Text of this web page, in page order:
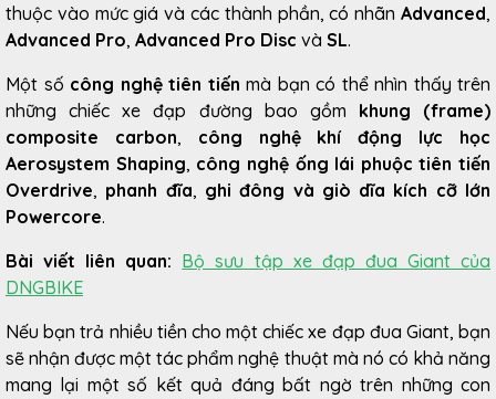
thuộc vào mức giá và các thành phần, có nhãn Advanced,
Advanced Pro, Advanced Pro Disc và SL.
Một số công nghệ tiên tiến mà bạn có thể nhìn thấy trên
những chiếc xe đạp đường bao gồm khung (frame)
composite carbon, công nghệ khí động lực học
Aerosystem Shaping, công nghệ ống lái phuộc tiên tiến
Overdrive, phanh đĩa, ghi đông và giò dĩa kích cỡ lớn
Powercore.
Bài viết liên quan: Bộ sưu tập xe đạp đua Giant của
DNGBIKE
Nếu bạn trả nhiều tiền cho một chiếc xe đạp đua Giant, bạn
sẽ nhận được một tác phẩm nghệ thuật mà nó có khả năng
mang lại một số kết quả đáng bất ngờ trên những con